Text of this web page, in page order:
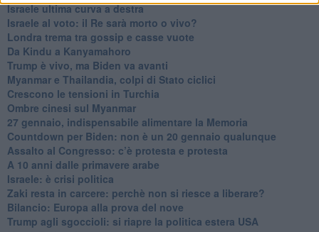
Israele ultima curva a destra
Israele al voto: il Re sarà morto o vivo?
Londra trema tra gossip e casse vuote
Da Kindu a Kanyamahoro
Trump è vivo, ma Biden va avanti
Myanmar e Thailandia, colpi di Stato ciclici
Crescono le tensioni in Turchia
Ombre cinesi sul Myanmar
27 gennaio, indispensabile alimentare la Memoria
Countdown per Biden: non è un 20 gennaio qualunque
Assalto al Congresso: c’è protesta e protesta
A 10 anni dalle primavere arabe
Israele: è crisi politica
Zaki resta in carcere: perchè non si riesce a liberare?
Bilancio: Europa alla prova del nove
Trump agli sgoccioli: si riapre la politica estera USA